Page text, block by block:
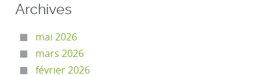
Archives
mai 2026
mars 2026
février 2026